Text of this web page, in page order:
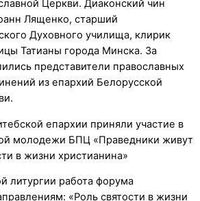
Церкви. Диаконский чин
Лященко, старший
Духовного училища, клирик
Татианы города Минска. За
представители православных
из епархий Белорусской
литургии работа форума
«Роль святости в жизни